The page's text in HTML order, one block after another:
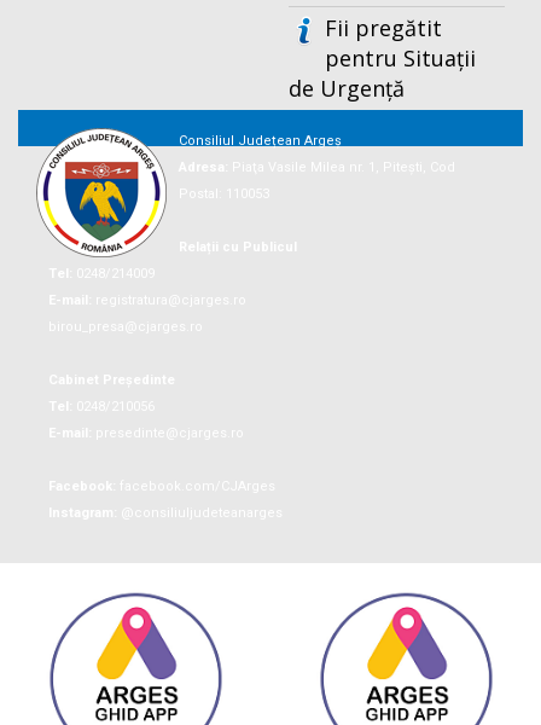
Fii pregătit
pentru Situații
de Urgență
Consiliul Județean Argeș